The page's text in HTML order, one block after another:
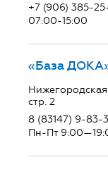
+7 (906) 385-
07:00-15:00
«База
Нижегородская
стр. 2
8 (83147) 9-83-
Пн-Пт